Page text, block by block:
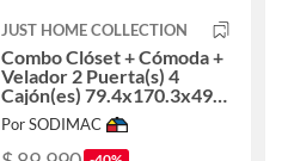
JUST HOME COLLECTION
Combo Clóset + Cómoda +
Velador 2 Puerta(s) 4
Cajón(es) 79.4x170.3x49
cm Gris
Por SODIMAC